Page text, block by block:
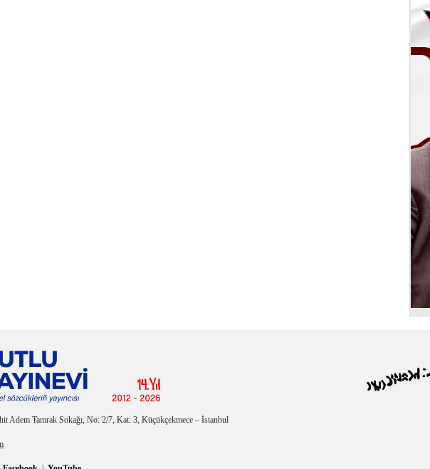
Adem Tamrak Sokağı, No: 2/7, Kat: 3, Küçükçekmece – İstanbul